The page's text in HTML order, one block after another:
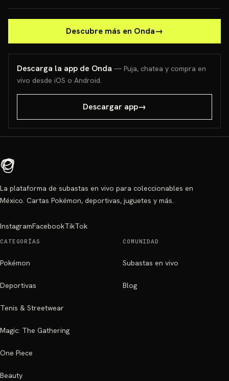
Descubre más en Onda→
Descarga la app de Onda — Puja, chatea y compra en
vivo desde iOS o Android.
Descargar app→
La plataforma de subastas en vivo para coleccionables en
México. Cartas Pokémon, deportivas, juguetes y más.
InstagramFacebookTikTok
CATEGORÍAS
Pokémon
Deportivas
Tenis & Streetwear
Magic: The Gathering
One Piece
Beauty
COMUNIDAD
Subastas en vivo
Blog